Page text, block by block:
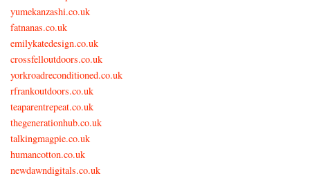
yumekanzashi.co.uk
fatnanas.co.uk
emilykatedesign.co.uk
crossfelloutdoors.co.uk
yorkroadreconditioned.co.uk
rfrankoutdoors.co.uk
teaparentrepeat.co.uk
thegenerationhub.co.uk
talkingmagpie.co.uk
humancotton.co.uk
newdawndigitals.co.uk